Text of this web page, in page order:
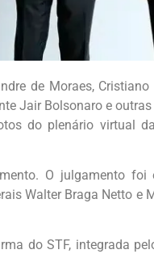
de Moraes,
Jair Bolsonaro e
do plenário virtual
O julgamento foi
Walter Braga Netto e
do STF, integrada